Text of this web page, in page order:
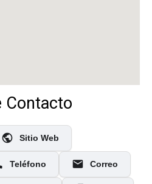
Contacto
Sitio Web
Teléfono Correo